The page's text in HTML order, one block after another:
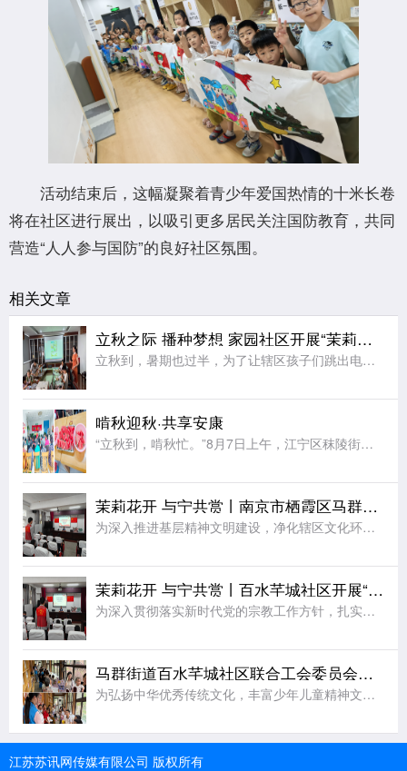
活动结束后，这幅凝聚着青少年爱国热情的十米长卷
将在社区进行展出，以吸引更多居民关注国防教育，共同
营造“人人参与国防”的良好社区氛围。
相关文章
立秋之际 播种梦想 家园社区开展“茉莉花开”七彩夏日节气亲子活动
立秋到，暑期也过半，为了让辖区孩子们跳出电子屏幕、沉浸式感受传统节气文化的独特魅力，同时绷紧暑期安全防护弦，在亲子协作中收获充实又安心的暑期记忆，近日，江宁区秣陵街道家园社区在三楼活动空间顺利开展“立
啃秋迎秋·共享安康
“立秋到，啃秋忙。”8月7日上午，江宁区秣陵街道火炬村开展了“啃秋迎秋·共享安康”为主题的立秋敬老活动。活动室里瓜香四溢、笑声阵阵。桌上摆满了红瓤西瓜，老人围坐一堂，一边品尝着清甜的“啃秋”瓜，一边聊
茉莉花开 与宁共赏丨南京市栖霞区马群街道百水芊城社区开展“扫黄打非树新风 全民阅读沐书香”全民阅读活动
为深入推进基层精神文明建设，净化辖区文化环境，培育全民阅读新风尚，筑牢社区思想文化安全防线，8月6日，栖霞区马群街道百水芊城社区党委依托社区新时代文明实践站组织全体社区工作人员，开展“扫黄打非树新风
茉莉花开 与宁共赏丨百水芊城社区开展“依法规范宗教工作 携手共建和谐家园”宣传活动
为深入贯彻落实新时代党的宗教工作方针，扎实推进宗教工作法治化、规范化建设，切实筑牢基层治理安全防线，营造文明和谐、团结稳定的社区氛围，8月6日，栖霞区马群街道百水芊城社区党委依托社区新时代文明实践站精
马群街道百水芊城社区联合工会委员会开展非遗烧箔画手工活动
为弘扬中华优秀传统文化，丰富少年儿童精神文化生活，拉近邻里情感距离，8月7日，栖霞区马群街道科协、马群街道百水芊城社区联合工会委员会、百水芊城社区党委依托新时代文明实践站，组织开展非遗烧箔画手工体验活
江苏苏讯网传媒有限公司 版权所有